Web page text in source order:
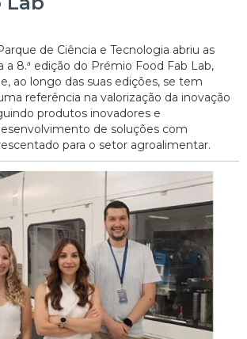
de Ciência e Tecnologia abriu as
a 8.ª edição do Prémio Food Fab Lab,
ao longo das suas edições, se tem
referência na valorização da inovação
produtos inovadores e
de soluções com
para o setor agroalimentar.